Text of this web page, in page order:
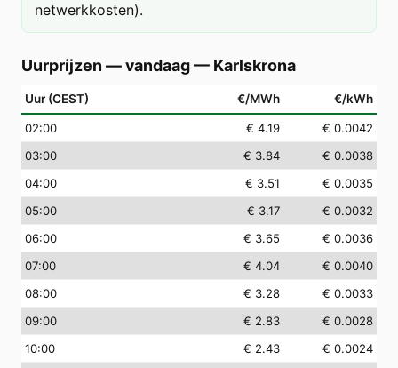
netwerkkosten).
Uurprijzen — vandaag— Karlskrona
Uur (CEST) €/MWh €/kWh
02:00 € 4.19
€ 0.0042
03:00 € 3.84
€ 0.0038
04:00 € 3.51
€ 0.0035
05:00 € 3.17
€ 0.0032
06:00 € 3.65
€ 0.0036
07:00 € 4.04
€ 0.0040
08:00 € 3.28
€ 0.0033
09:00 € 2.83
€ 0.0028
10:00 € 2.43
€ 0.0024